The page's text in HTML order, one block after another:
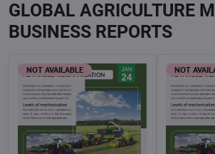
GLOBAL AGRICULTURE
BUSINESS REPORTS
NOT AVAILABLE NOT